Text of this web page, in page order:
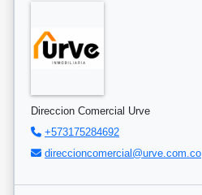
Direccion Comercial Urve
+573175284692
direccioncomercial@urve.com.co